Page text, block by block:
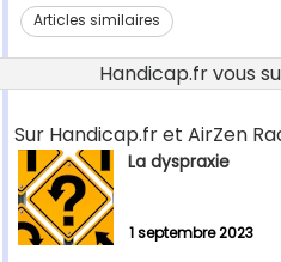
Articles similaires
Handicap.fr vous
Sur Handicap.fr et AirZen
La dyspraxie
1 septembre 2023